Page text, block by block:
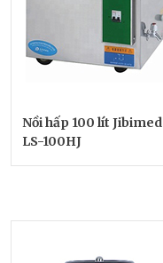
Nồi hấp 100 lít Jibimed
LS-100HJ